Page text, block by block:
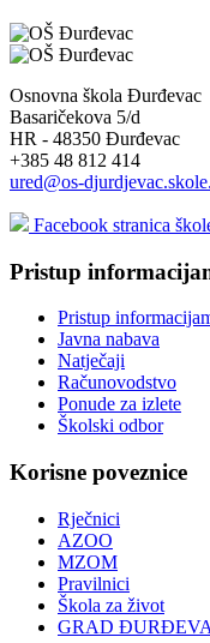
Osnovna škola Đurđevac
Basaričekova 5/d
HR - 48350 Đurđevac
+385 48 812 414
ured@os-
Facebook stranica
Pristup
Pristup
Javna nabava
Natječaji
Računovodstvo
Ponude za izlete
Školski odbor
Korisne poveznice
Rječnici
AZOO
MZOM
Pravilnici
Škola za život
GRAD